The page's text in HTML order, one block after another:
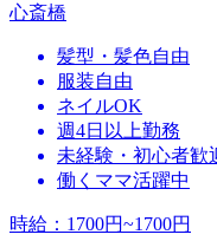
心斎橋
髪型・髪色自由
服装自由
ネイルOK
週4日以上勤務
未経験・初心者歓
働くママ活躍中
時給 ： 1700円~1700円